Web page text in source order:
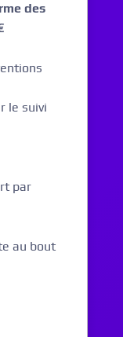
des
le suivi
par
au bout